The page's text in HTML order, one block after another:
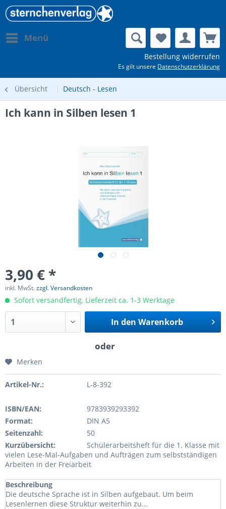
Menü
Bestellung widerrufen
Es gilt unsere Datenschutzerklärung
Übersicht Deutsch - Lesen
Ich kann in Silben lesen 1
3,90 € *
inkl. MwSt.zzgl. Versandkosten
Sofort versandfertig, Lieferzeit ca. 1-3 Werktage
In den Warenkorb
Merken
Artikel-Nr.: L-8-392
ISBN/EAN:
9783939293392
Format:
DIN A5
Seitenzahl:
50
Kurzübersicht:
Schülerarbeitsheft für die 1. Klasse mit
vielen Lese-Mal-Aufgaben und Aufträgen zum selbstständigen
Arbeiten in der Freiarbeit
Beschreibung
Die deutsche Sprache ist in Silben aufgebaut. Um beim
Lesenlernen diese Struktur weiterhin zu...